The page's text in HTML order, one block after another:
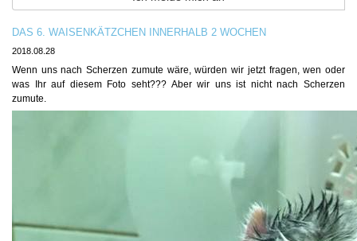
DAS 6. WAISENKÄTZCHEN INNERHALB 2 WOCHEN
2018.08.28
Wenn uns nach Scherzen zumute wäre, würden wir jetzt fragen, wen oder
was Ihr auf diesem Foto seht??? Aber wir uns ist nicht nach Scherzen
zumute.